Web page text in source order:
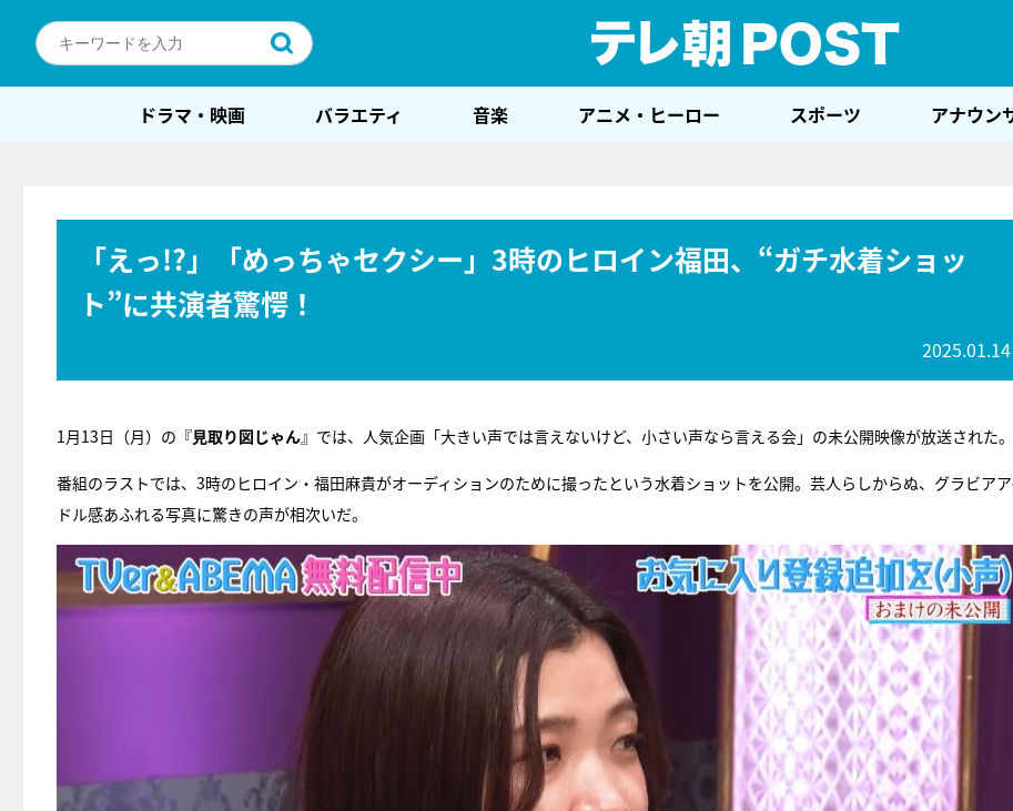
ドラマ・映画 バラエティ 音楽 アニメ・ヒーロー スポーツ アナウン
「えっ!?」「めっちゃセクシー」3時のヒロイン福田、“ガチ水着ショッ
ト”に共演者驚愕！
2025.01.14
1月13日（月）の『見取り図じゃん』では、人気企画「大きい声では言えないけど、小さい声なら言える会」の未公開映像が放送された。
番組のラストでは、3時のヒロイン・福田麻貴がオーディションのために撮ったという水着ショットを公開。芸人らしからぬ、グラビアア
ドル感あふれる写真に驚きの声が相次いだ。
『アイ＝ラブ！げーみんぐ
E齋藤樹愛羅＆佐々木舞香
ビュー